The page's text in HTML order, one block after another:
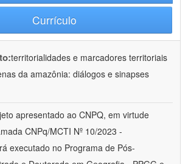
Currículo
territorialidades e marcadores territoriais
da amazônia: diálogos e sinapses
apresentado ao CNPQ, em virtude
CNPq/MCTI Nº 10/2023 -
executado no Programa de Pós-